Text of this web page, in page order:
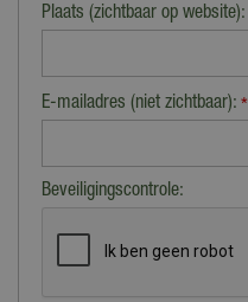
Plaats (zichtbaar op website):
E-mailadres (niet zichtbaar): *
Beveiligingscontrole: